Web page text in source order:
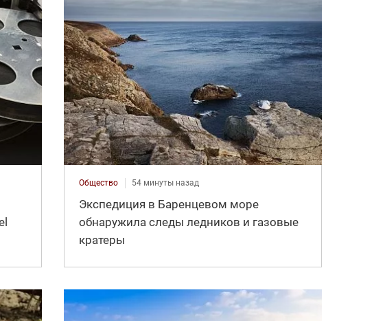
Общество 54 минуты назад
Экспедиция в Баренцевом море
обнаружила следы ледников и газовые
кратеры